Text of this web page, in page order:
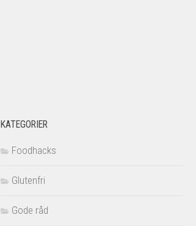
KATEGORIER
Foodhacks
Glutenfri
Gode råd